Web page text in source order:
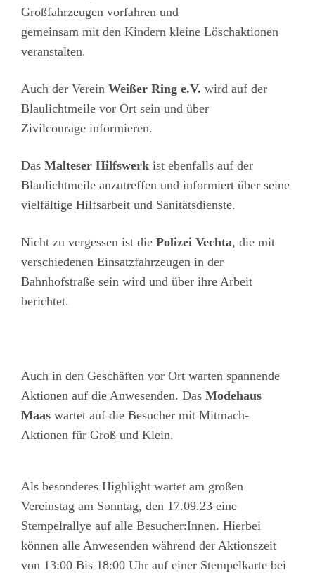
Großfahrzeugen vorfahren und
gemeinsam mit den Kindern kleine Löschaktionen
veranstalten.
Auch der Verein Weißer Ring e.V. wird auf der
Blaulichtmeile vor Ort sein und über
Zivilcourage informieren.
Das Malteser Hilfswerk ist ebenfalls auf der
Blaulichtmeile anzutreffen und informiert über seine
vielfältige Hilfsarbeit und Sanitätsdienste.
Nicht zu vergessen ist die Polizei Vechta, die mit
verschiedenen Einsatzfahrzeugen in der
Bahnhofstraße sein wird und über ihre Arbeit
berichtet.
Auch in den Geschäften vor Ort warten spannende
Aktionen auf die Anwesenden. Das Modehaus
Maas wartet auf die Besucher mit Mitmach-
Aktionen für Groß und Klein.
Als besonderes Highlight wartet am großen
Vereinstag am Sonntag, den 17.09.23 eine
Stempelrallye auf alle Besucher:Innen. Hierbei
können alle Anwesenden während der Aktionszeit
von 13:00 Bis 18:00 Uhr auf einer Stempelkarte bei